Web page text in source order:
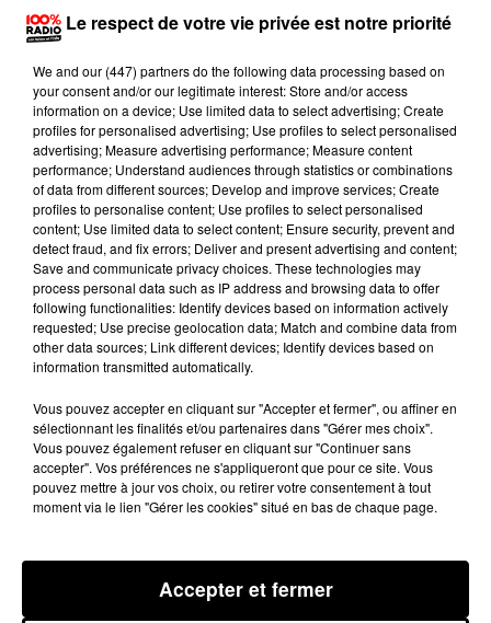
Publié : 23 juin 2017 à 10h05 par Brice Vidal
C'est une info 100%: le restaurant Mac Donald de la
zone du Siala, à Castres, a été braqué hier soir.
Vers 21h30, un homme d'une quarantaine d'années,
armé d'un pistolet, a braqué l'une des caisses. Les
managers ont fait sortir les clients présents.
par les responsables du fast-food. La police a pris le
relais et l'homme a été interpellé. L'individu serait
visiblement simple d'esprit.
Le respect de votre vie privée est notre priorité
We and our (447) partnersdo the following data processing based on
your consent and/or our legitimate interest: Store and/or access
information on a device; Use limited data to select advertising; Create
profiles for personalised advertising; Use profiles to select personalised
advertising; Measure advertising performance; Measure content
performance; Understand audiences through statistics or combinations
of data from different sources; Develop and improve services; Create
profiles to personalise content; Use profiles to select personalised
content; Use limited data to select content; Ensure security, prevent and
detect fraud, and fix errors; Deliver and present advertising and content;
Save and communicate privacy choices. These technologies may
process personal data such as IP address and browsing data to offer
following functionalities: Identify devices based on information actively
requested; Use precise geolocation data; Match and combine data from
other data sources; Link different devices; Identify devices based on
information transmitted automatically.
Vous pouvez accepter en cliquant sur "Accepter et fermer", ou affiner en
sélectionnant les finalités et/ou partenaires dans "Gérer mes choix".
Vous pouvez également refuser en cliquant sur "Continuer sans
accepter". Vos préférences ne s'appliqueront que pour ce site. Vous
pouvez mettre à jour vos choix, ou retirer votre consentement à tout
moment via le lien "Gérer les cookies" situé en bas de chaque page.
Accepter et fermer